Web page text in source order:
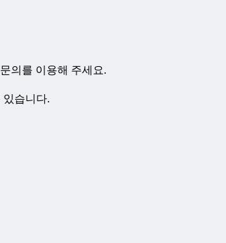
의를 이용해 주세요.
있습니다.